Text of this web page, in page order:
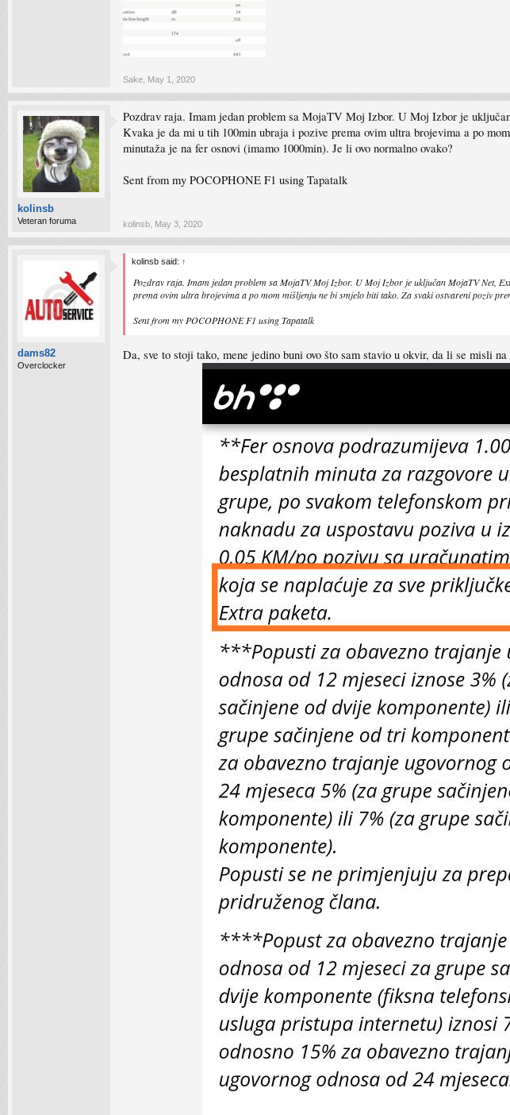
Sake May 1, 2020
kolinsb
Veteran foruma
Pozdrav raja. Imam jedan problem sa MojaTV Moj Izbor. U Moj Izbor je
Kvaka je da mi u tih 100min ubraja i pozive prema ovim ultra brojevima a po
minutaža je na fer osnovi (imamo 1000min). Je li ovo normalno ovako?
Sent from my POCOPHONE F1 using Tapatalk
kolinsb May 3, 2020
dams82
Overclocker
kolinsb said: ↑
Pozdrav raja. Imam jedan problem sa MojaTV Moj Izbor. U Moj Izbor je uključan MojaTV Net,
prema ovim ultra brojevima a po mom mišljenju ne bi smjelo biti tako. Za svaki ostvareni poziv
Sent from my POCOPHONE F1 using Tapatalk
Da, sve to stoji tako, mene jedino buni ovo što sam stavio u okvir, da li se misli